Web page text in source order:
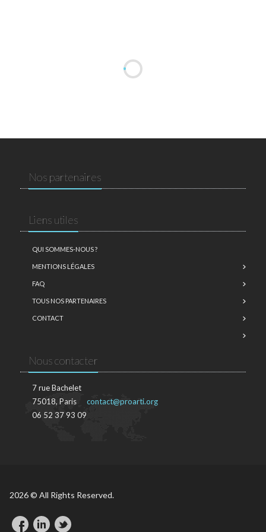
Nos partenaires
Liens utiles
QUI SOMMES-NOUS ?
MENTIONS LÉGALES
FAQ
TOUS NOS PARTENAIRES
CONTACT
Nous contacter
7 rue Bachelet
75018, Paris
06 52 37 93 09
contact@proarti.org
2026 © All Rights Reserved.